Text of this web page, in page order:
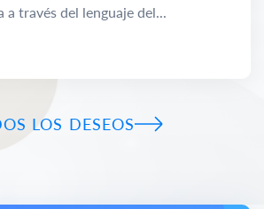
a través del lenguaje del...
LOS DESEOS